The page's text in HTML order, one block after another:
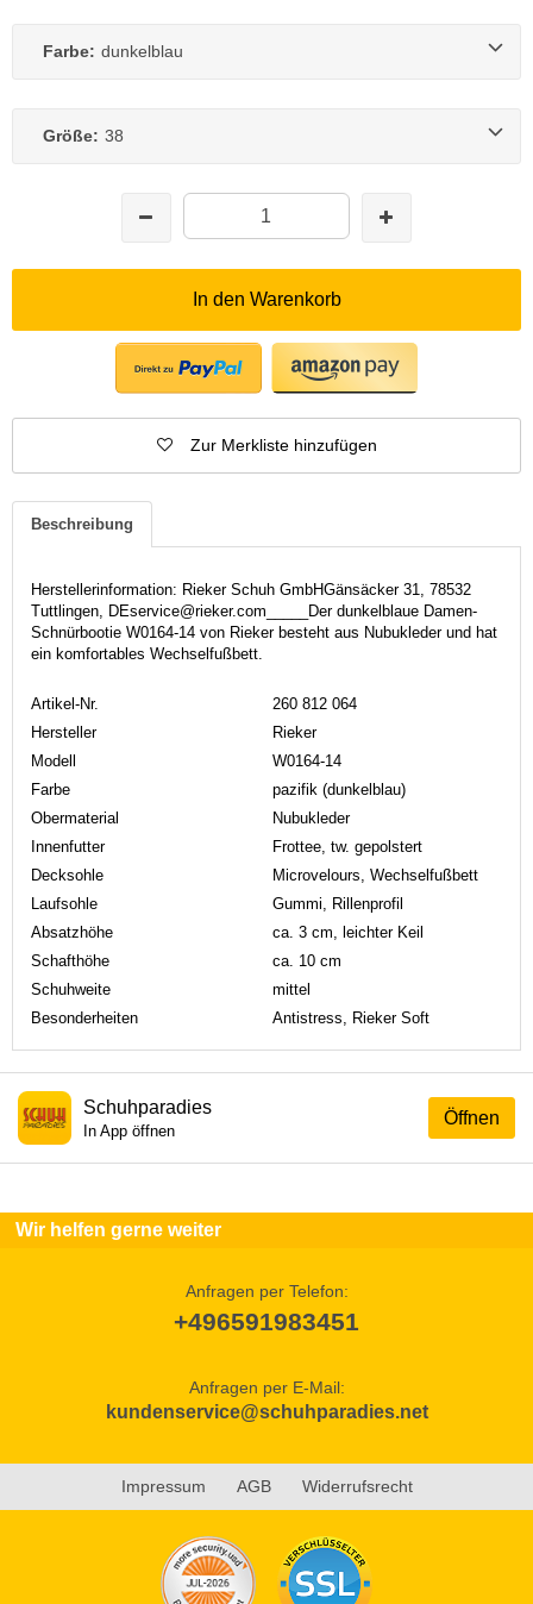
Farbe: dunkelblau
Größe: 38
In den Warenkorb
Zur Merkliste hinzufügen
Beschreibung
Herstellerinformation: Rieker Schuh GmbHGänsäcker 31, 78532
Tuttlingen, DEservice@rieker.com_____Der dunkelblaue Damen-
Schnürbootie W0164-14 von Rieker besteht aus Nubukleder und hat
ein komfortables Wechselfußbett.
Artikel-Nr.
260 812 064
Hersteller
Rieker
Modell
W0164-14
Farbe
pazifik (dunkelblau)
Obermaterial
Nubukleder
Innenfutter
Frottee, tw. gepolstert
Decksohle
Microvelours, Wechselfußbett
Laufsohle
Gummi, Rillenprofil
Absatzhöhe
ca. 3 cm, leichter Keil
Schafthöhe
ca. 10 cm
Schuhweite
mittel
Besonderheiten
Antistress, Rieker Soft
Öffnen
Schuhparadies
In App öffnen
Wir helfen gerne weiter
Anfragen per Telefon:
+496591983451
Anfragen per E-Mail:
kundenservice@schuhparadies.net
Impressum AGB Widerrufsrecht